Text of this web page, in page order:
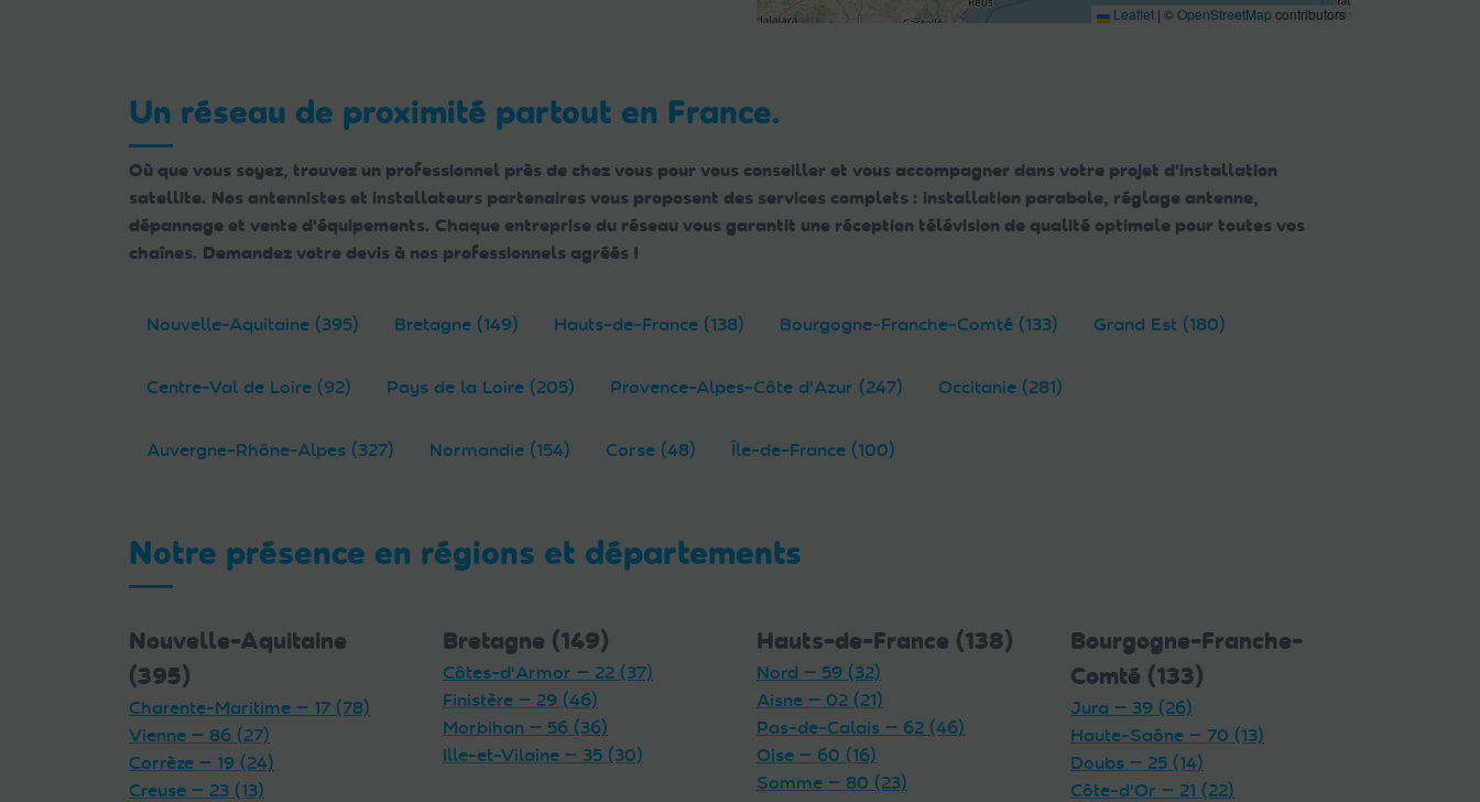
Leaflet | ©OpenStreetMap contributors
Un réseau de proximité partout en France.
Où que vous soyez, trouvez un professionnel près de chez vous pour vous conseiller et vous accompagner dans votre projet d'installation
satellite. Nos antennistes et installateurs partenaires vous proposent des services complets : installation parabole, réglage antenne,
dépannage et vente d'équipements. Chaque entreprise du réseau vous garantit une réception télévision de qualité optimale pour toutes vos
chaînes. Demandez votre devis à nos professionnels agréés !
Nouvelle-Aquitaine (395) Bretagne (149) Hauts-de-France (138) Bourgogne-Franche-Comté (133) Grand Est (180)
Centre-Val de Loire (92) Pays de la Loire (205) Provence-Alpes-Côte d'Azur (247) Occitanie (281)
Auvergne-Rhône-Alpes (327) Normandie (154) Corse (48) Île-de-France (100)
Notre présence en régions et départements
Nouvelle-Aquitaine
(395)
Charente-Maritime — 17 (78)
Vienne — 86 (27)
Corrèze — 19 (24)
Creuse — 23 (13)
Bretagne (149)
Côtes-d'Armor — 22 (37)
Finistère — 29 (46)
Morbihan — 56 (36)
Ille-et-Vilaine — 35 (30)
Hauts-de-France (138)
Nord — 59 (32)
Aisne — 02 (21)
Pas-de-Calais — 62 (46)
Oise — 60 (16)
Somme — 80 (23)
Bourgogne-Franche-
Comté (133)
Jura — 39 (26)
Haute-Saône — 70 (13)
Doubs — 25 (14)
Côte-d'Or — 21 (22)